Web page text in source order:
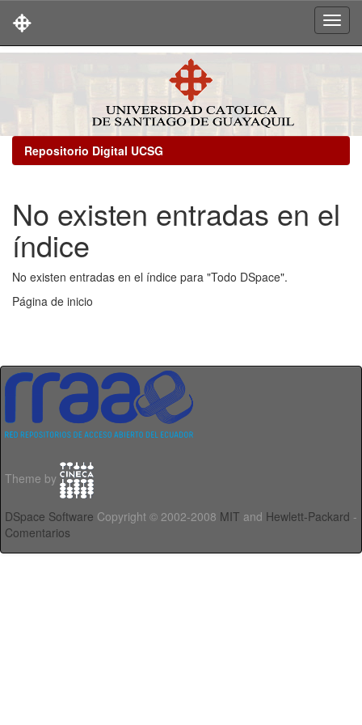
Repositorio Digital UCSG
No existen entradas en el
índice
No existen entradas en el índice para "Todo DSpace".
Página de inicio
Theme by
DSpace Software Copyright © 2002-2008 MIT and Hewlett-Packard -
Comentarios